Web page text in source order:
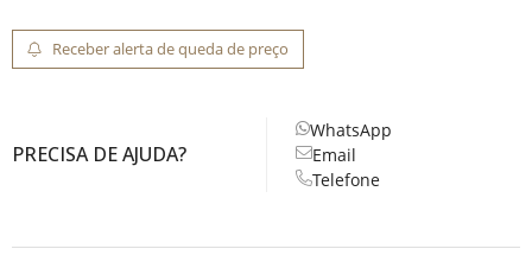
Receber alerta de queda de preço
PRECISA DE AJUDA?
WhatsApp
Email
Telefone